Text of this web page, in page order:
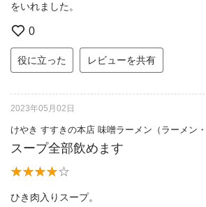
をいれました。
0
役に立った レビューを共有
2023年05月02日
けやき すすきの本店 味噌ラーメン（ラーメン・
スープ全部飲めます
ひき肉入りスープ。